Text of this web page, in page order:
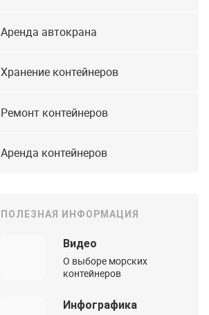
Аренда автокрана
Хранение контейнеров
Ремонт контейнеров
Аренда контейнеров
ПОЛЕЗНАЯ ИНФОРМАЦИЯ
Видео
О выборе морских
контейнеров
Инфографика